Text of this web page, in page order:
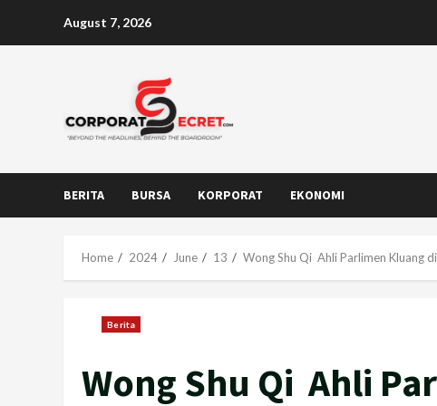
August 7, 2026
BERITA BURSA KORPORAT EKONOMI
Home 2024 June 13 Wong Shu Qi Ahli Parlimen Kluang
Berita
Wong Shu Qi Ahli